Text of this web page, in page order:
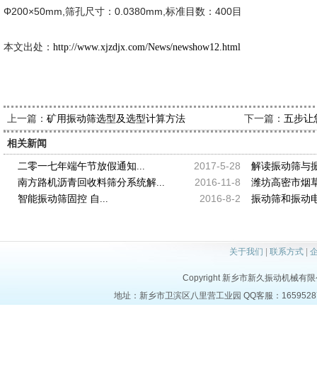
Φ200×50mm,筛孔尺寸：0.0380mm,标准目数：400目
本文出处： http://www.xjzdjx.com/News/newshow12.html
上一篇： 矿用振动筛选型及选型计算方法 下一篇： 五步让
相关新闻
2017-5-28
二零一七年端午节放假通知... 解读振动筛与
2016-11-8
南方路机沥青回收料筛分系统解... 潍坊高密市烟
2016-8-2
智能振动筛固控 自... 振动筛和振动
关于我们 联系方式|
Copyright 新乡市新久振动机械有
地址：新乡市卫滨区八里营工业园 QQ客服：